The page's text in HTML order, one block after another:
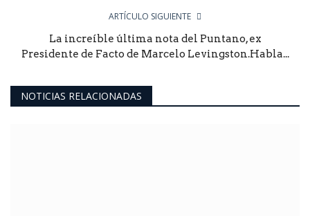
ARTÍCULO SIGUIENTE
La increíble última nota del Puntano, ex
Presidente de Facto de Marcelo Levingston.Habla...
NOTICIAS RELACIONADAS